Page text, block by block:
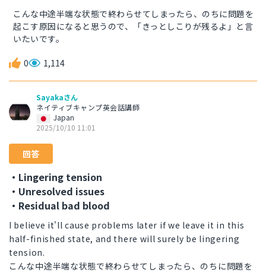
こんな中途半端な状態で終わらせてしまったら、のちに問題を
起こす原因になると思うので、「きっとしこりが残るよ」と言
いたいです。
0 1,114
Sayakaさん
ネイティブキャンプ英会話講師
Japan
2025/10/10 11:01
回答
・Lingering tension
・Unresolved issues
・Residual bad blood
I believe it'll cause problems later if we leave it in this
half-finished state, and there will surely be lingering
tension.
こんな中途半端な状態で終わらせてしまったら、のちに問題を